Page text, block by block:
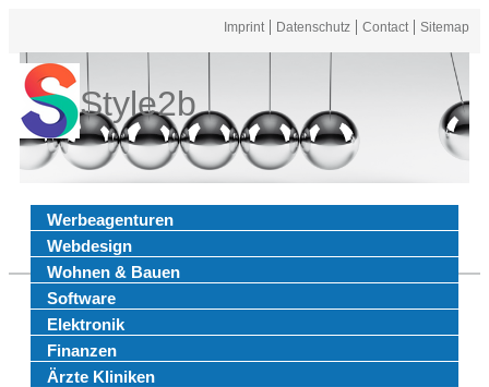
Imprint Datenschutz Contact Sitemap
Style2b
Werbeagenturen
Webdesign
Wohnen & Bauen
Software
Elektronik
Finanzen
Ärzte Kliniken